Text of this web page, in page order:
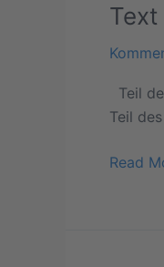
Text
Teil
Teil
Text
des
Read